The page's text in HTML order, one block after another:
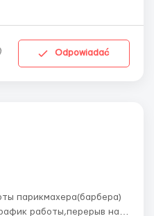
роботодателя,обед
Odpowiadać
парикмахера(барбера)